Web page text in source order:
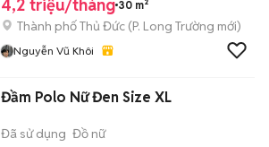
4,2 triệu/tháng 30 m²
Thành phố Thủ Đức (P. Long Trường mới)
Nguyễn Vũ Khôi
Đầm Polo Nữ Đen Size XL
Đã sử dụng Đồ nữ